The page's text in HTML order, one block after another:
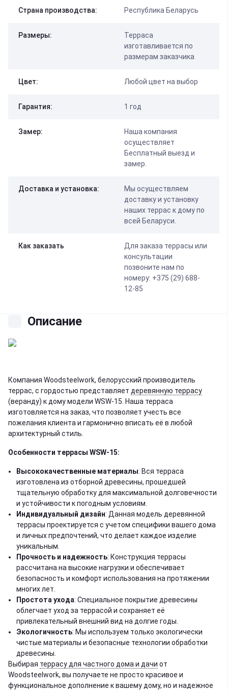
Страна производства: Республика Беларусь
Размеры:
Терраса
изготавливается по
размерам заказчика
Цвет: Любой цвет на выбор
Гарантия: 1 год
Замер:
Наша компания
осуществляет
Бесплатный выезд и
замер.
Доставка и установка:
Мы осуществляем
доставку и установку
наших террас к дому по
всей Беларуси.
Как заказать
Для заказа террасы или
консультации
позвоните нам по
номеру: +375 (29) 688-
12-85
Описание
Компания Woodsteelwork, белорусский производитель
террас, с гордостью представляет деревянную террасу
(веранду) к дому модели WSW-15. Наша терраса
изготовляется на заказ, что позволяет учесть все
пожелания клиента и гармонично вписать её в любой
архитектурный стиль.
Особенности террасы WSW-15:
Высококачественные материалы: Вся терраса
изготовлена из отборной древесины, прошедшей
тщательную обработку для максимальной долговечности
и устойчивости к погодным условиям.
Индивидуальный дизайн: Данная модель деревянной
террасы проектируется с учетом специфики вашего дома
и личных предпочтений, что делает каждое изделие
уникальным.
Прочность и надежность: Конструкция террасы
рассчитана на высокие нагрузки и обеспечивает
безопасность и комфорт использования на протяжении
многих лет.
Простота ухода: Специальное покрытие древесины
облегчает уход за террасой и сохраняет её
привлекательный внешний вид на долгие годы.
Экологичность: Мы используем только экологически
чистые материалы и безопасные технологии обработки
древесины.
Выбирая террасу для частного дома и дачи от
Woodsteelwork, вы получаете не просто красивое и
функциональное дополнение к вашему дому, но и надежное